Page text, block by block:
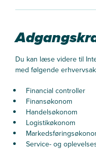
Du kan læse videre til
med følgende
Financial controller
Finansøkonom
Handelsøkonom
Logistikøkonom
Service- og